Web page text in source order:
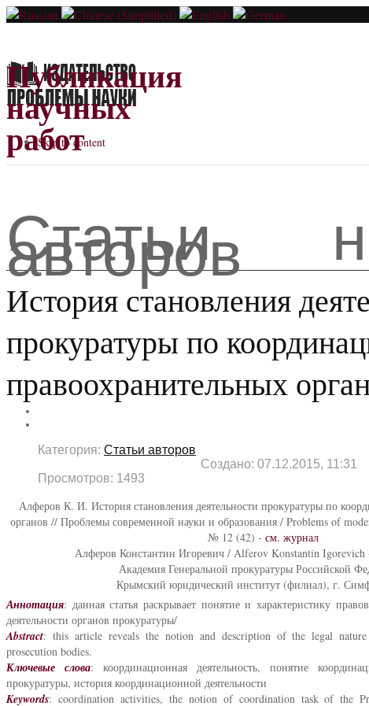
Публикация
научных
работ
Skip to content
Статьи
авторов
История становления
прокуратуры по
правоохранительных
Категория: Статьи авторов
Создано: 07.12.2015, 11:31
Просмотров: 1493
Алферов К. И. История становления деятельности прокуратуры по
органов // Проблемы современной науки и образования / Problems of
№ 12 (42) - см. журнал
Алферов Константин Игоревич / Alferov Konstantin Igorevich
Академия Генеральной прокуратуры Российской
Крымский юридический институт (филиал), г.
Аннотация: данная статья раскрывает понятие и характеристику
деятельности органов прокуратуры/
Abstract: this article reveals the notion and description of the legal
prosecution bodies.
Ключевые слова: координационная деятельность, понятие
прокуратуры, история координационной деятельности
Keywords: coordination activities, the notion of coordination task of the